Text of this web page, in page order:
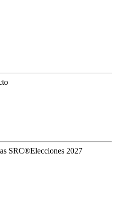
SRC®Elecciones 2027